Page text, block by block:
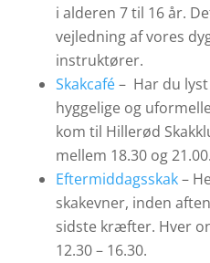
i alderen 7 til 16 år.
vejledning af vores
instruktører.
Skakcafé– Har du lyst
hyggelige og
kom til Hillerød
mellem 18.30 og 21.00.
Eftermiddagsskak–
skakevner, inden
sidste kræfter. Hver
12.30 – 16.30.